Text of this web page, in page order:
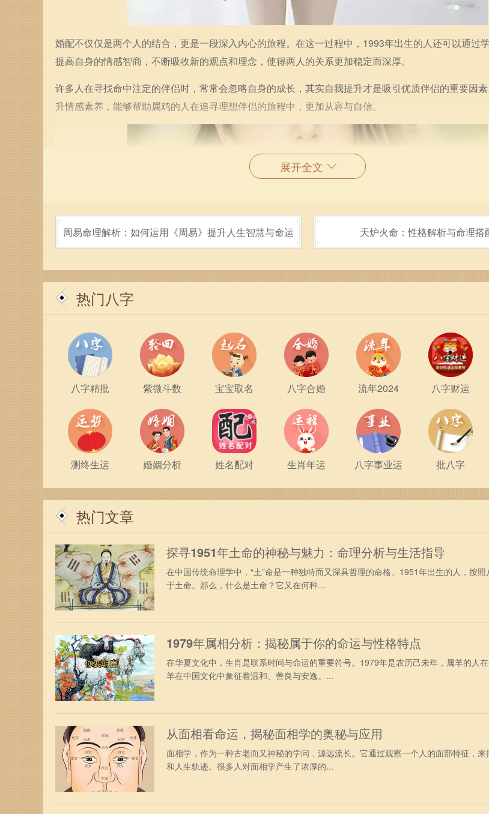
婚配不仅仅是两个人的结合，更是一段深入内心的旅程。在这一过程中，1993年出生的人还可以通过
提高自身的情感智商，不断吸收新的观点和理念，使得两人的关系更加稳定而深厚。
许多人在寻找命中注定的伴侣时，常常会忽略自身的成长，其实自我提升才是吸引优质伴侣的重要因
升情感素养，能够帮助属鸡的人在追寻理想伴侣的旅程中，更加从容与自信。
在现代社会，婚姻也逐渐从传统思想被赋予了更多的个性与自由。虽然命理婚配提供了参考，但每段感
总结而言，1993年出生的属鸡朋友，在寻找伴侣时，生肖配对是值得关注的方向，但更为重要的，是在
会沟通、理解与包容。真正理想的婚配关系，往往是两个人共同努力的结果。无论是命中注定还是天生
珍惜，生活中的每一个瞬间都能够成为爱的升华。
所以，走出自己的舒适圈，勇敢拥抱爱情，1993年出生的你，未来的另一半正在美好而精彩的爱情故
中注定”似乎不只是命理的定论，而是彼此爱与付出的见证。愿每个寻找爱的心灵，都能最终找到属于自
展开全文
周易命理解析：如何运用《周易》提升人生智慧与命运 天炉火命：性格解析与命理搭
热门八字
八字精批 紫微斗数 宝宝取名 八字合婚 流年2024 八字财运
测终生运 婚姻分析 姓名配对 生肖年运 八字事业运 批八字
热门文章
探寻1951年土命的神秘与魅力：命理分析与生活指导
在中国传统命理学中，“土”命是一种独特而又深具哲理的命格。1951年出生的人，按
于土命。那么，什么是土命？它又在何种...
1979年属相分析：揭秘属于你的命运与性格特点
在华夏文化中，生肖是联系时间与命运的重要符号。1979年是农历己未年，属羊的人
羊在中国文化中象征着温和、善良与安逸。...
从面相看命运，揭秘面相学的奥秘与应用
面相学，作为一种古老而又神秘的学问，源远流长。它通过观察一个人的面部特征，来
和人生轨迹。很多人对面相学产生了浓厚的...